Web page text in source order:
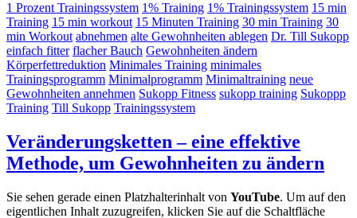
1 Prozent Trainingssystem 1% Training 1% Trainingssystem 15 min
Training 15 min workout 15 Minuten Training 30 min Training 30
min Workout abnehmen alte Gewohnheiten ablegen Dr. Till Sukopp
einfach fitter flacher Bauch Gewohnheiten ändern
Körperfettreduktion Minimales Training minimales
Trainingsprogramm Minimalprogramm Minimaltraining neue
Gewohnheiten annehmen Sukopp Fitness sukopp training Sukoppp
Training Till Sukopp Trainingssystem
Veränderungsketten – eine effektive
Methode, um Gewohnheiten zu ändern
Sie sehen gerade einen Platzhalterinhalt von YouTube. Um auf den
eigentlichen Inhalt zuzugreifen, klicken Sie auf die Schaltfläche